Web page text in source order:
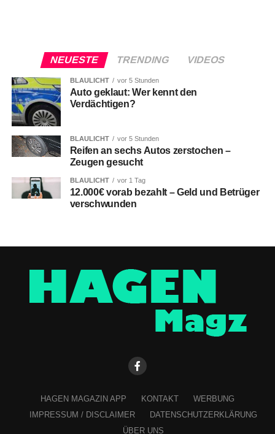
NEUESTE TRENDING VIDEOS
BLAULICHT vor 5 Stunden
Auto geklaut: Wer kennt den
Verdächtigen?
BLAULICHT vor 5 Stunden
Reifen an sechs Autos zerstochen –
Zeugen gesucht
BLAULICHT vor 1 Tag
12.000€ vorab bezahlt – Geld und Betrüger
verschwunden
HAGEN MAGAZIN APP KONTAKT
WERBUNG
IMPRESSUM / DISCLAIMER
DATENSCHUTZERKLÄRUNG
ÜBER UNS